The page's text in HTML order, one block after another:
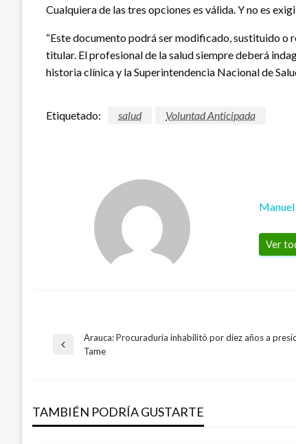
Cualquiera de las tres opciones es válida. Y no es
“Este documento podrá ser modificado, sustituido o
titular. El profesional de la salud siempre deberá
historia clínica y la Superintendencia Nacional de
Etiquetado: salud Voluntad Anticipada
Ver
Navegación
entradas
Entrada
Arauca: Procuraduría inhabilitó por diez años a
Tame
TAMBIÉN PODRÍA GUSTARTE